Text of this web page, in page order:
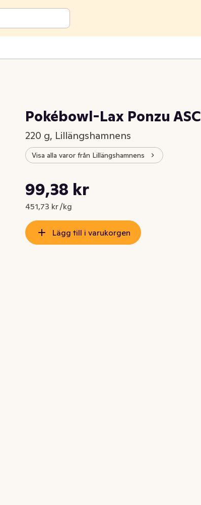
Pokébowl-Lax Ponzu ASC
220 g, Lillängshamnens
Visa alla varor från Lillängshamnens
Nuvarande pris är: 99,38 kr
99,38 kr
451,73 kr /kg
Styckpris: 451,73 kr /kg
Lägg till i varukorgen